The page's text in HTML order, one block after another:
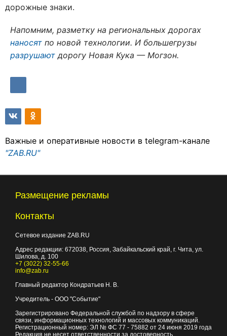
дорожные знаки.
Напомним, разметку на региональных дорогах
наносят по новой технологии. И большегрузы
разрушают дорогу Новая Кука — Могзон.
Важные и оперативные новости в telegram-канале
"ZAB.RU"
Размещение рекламы
Контакты
Сетевое издание ZAB.RU
Адрес редакции: 672038 , Россия, Забайкальский край, г. Чита ул.
Шилова, д. 100
+7 (3022) 32-55-66
info@zab.ru
Главный редактор Кондратьев Н. В.
Учредитель - ООО "Событие"
Зарегистрировано Федеральной службой по надзору в сфере
связи, информационных технологий и массовых коммуникаций.
Регистрационный номер: ЭЛ № ФС 77 - 75882 от 24 июня 2019 года
Редакция не несет ответственности за достоверность